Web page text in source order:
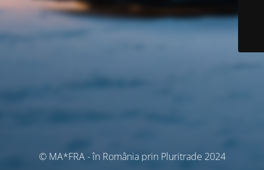
© MA*FRA - în România prin Pluritrade 2024